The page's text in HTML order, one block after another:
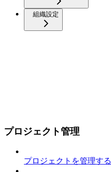
組織設定
プロジェクト管理
プロジェクトを管理する